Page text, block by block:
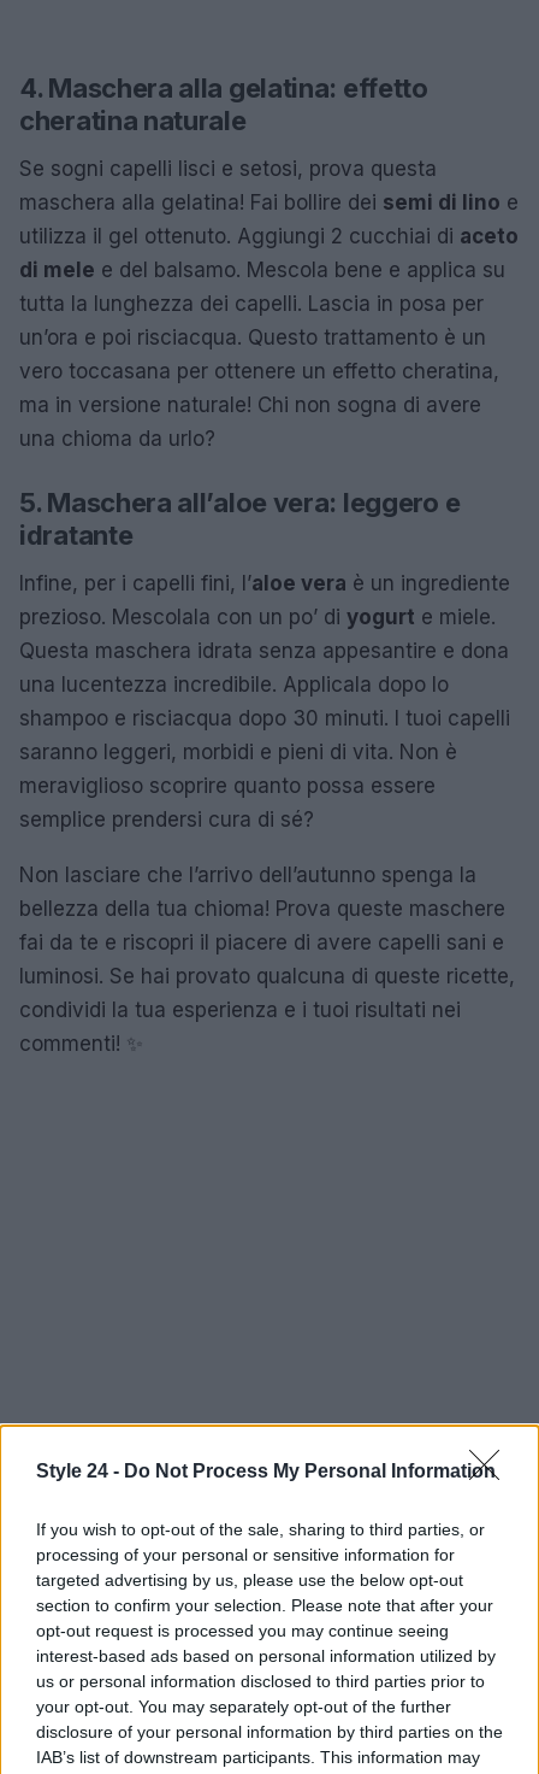
Style 24 - Do Not Process My Personal Information
If you wish to opt-out of the sale, sharing to third parties, or
processing of your personal or sensitive information for
targeted advertising by us, please use the below opt-out
section to confirm your selection. Please note that after your
opt-out request is processed you may continue seeing
interest-based ads based on personal information utilized by
us or personal information disclosed to third parties prior to
your opt-out. You may separately opt-out of the further
disclosure of your personal information by third parties on the
IAB’s list of downstream participants. This information may
4. Maschera alla gelatina: effetto
cheratina naturale
Se sogni capelli lisci e setosi, prova questa
maschera alla gelatina! Fai bollire dei semi di lino e
utilizza il gel ottenuto. Aggiungi 2 cucchiai di aceto
di mele e del balsamo. Mescola bene e applica su
tutta la lunghezza dei capelli. Lascia in posa per
un’ora e poi risciacqua. Questo trattamento è un
vero toccasana per ottenere un effetto cheratina,
ma in versione naturale! Chi non sogna di avere
una chioma da urlo?
5. Maschera all’aloe vera: leggero e
idratante
Infine, per i capelli fini, l’aloe vera è un ingrediente
prezioso. Mescolala con un po’ di yogurt e miele.
Questa maschera idrata senza appesantire e dona
una lucentezza incredibile. Applicala dopo lo
shampoo e risciacqua dopo 30 minuti. I tuoi capelli
saranno leggeri, morbidi e pieni di vita. Non è
meraviglioso scoprire quanto possa essere
semplice prendersi cura di sé?
Non lasciare che l’arrivo dell’autunno spenga la
bellezza della tua chioma! Prova queste maschere
fai da te e riscopri il piacere di avere capelli sani e
luminosi. Se hai provato qualcuna di queste ricette,
condividi la tua esperienza e i tuoi risultati nei
commenti! ✨
AUTORE
Staff